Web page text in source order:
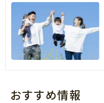
おすすめ情報